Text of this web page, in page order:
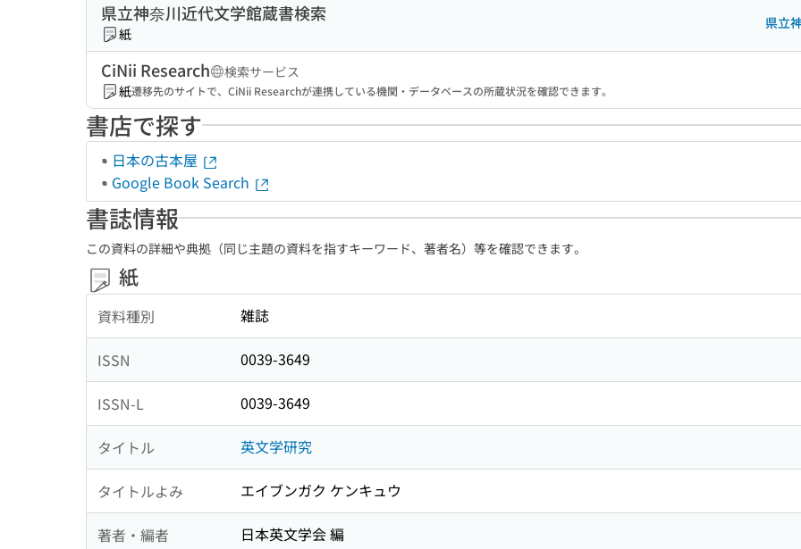
県立神奈川近代文学館蔵書検索
紙
県立
CiNii Research
検索サービス
紙遷移先のサイトで、CiNii Researchが連携している機関・データベースの所蔵状況を確認できます。
書店で探す
日本の古本屋
Google Book Search
書誌情報
この資料の詳細や典拠（同じ主題の資料を指すキーワード、著者名）等を確認できます。
紙
資料種別 雑誌
ISSN 0039-3649
ISSN-L 0039-3649
タイトル 英文学研究
タイトルよみ エイブンガク ケンキュウ
著者・編者 日本英文学会 編